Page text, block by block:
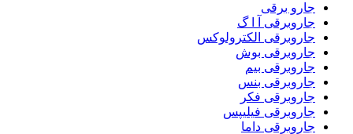
جارو برقی
جاروبرقی آ ا گ
جاروبرقی الکترولوکس
جاروبرقی بوش
جاروبرقی بیم
جاروبرقی بنس
جاروبرقی فکر
جاروبرقی فیلیپس
جاروبرقی داما